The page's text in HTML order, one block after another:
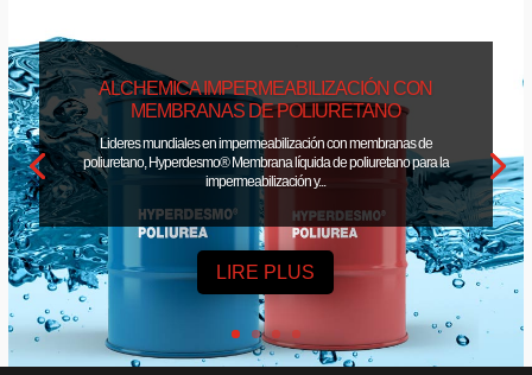
ALCHEMICA IMPERMEABILIZACIÓN CON
MEMBRANAS DE POLIURETANO
Lideres mundiales en impermeabilización con membranas de
poliuretano, Hyperdesmo® Membrana líquida de poliuretano para la
impermeabilización y...
LIRE PLUS